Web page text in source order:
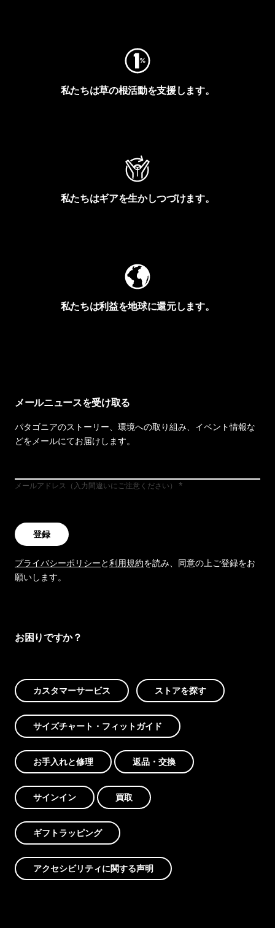
私たちは草の根活動を支援します。
私たちはギアを生かしつづけます。
私たちは利益を地球に還元します。
メールニュースを受け取る
パタゴニアのストーリー、環境への取り組み、イベント情報な
どをメールにてお届けします。
メールアドレス（入力間違いにご注意ください）
登録
プライバシーポリシーと利用規約を読み、同意の上ご登録をお
願いします。
お困りですか？
カスタマーサービス ストアを探す
サイズチャート・フィットガイド
お手入れと修理 返品・交換
サインイン 買取
ギフトラッピング
アクセシビリティに関する声明